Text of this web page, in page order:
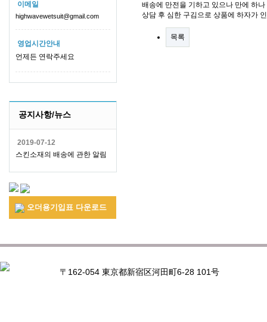
이메일
highwavewetsuit@gmail.com
영업시간안내
언제든 연락주세요
공지사항/뉴스
2019-07-12
스킨소재의 배송에 관한 알림
오더용기입표 다운로드
배송에 만전을 기하고 있으나 만에 하
상담 후 심한 구김으로 상품에 하자가
목록
〒162-054 東京都新宿区河田町6-28 101号